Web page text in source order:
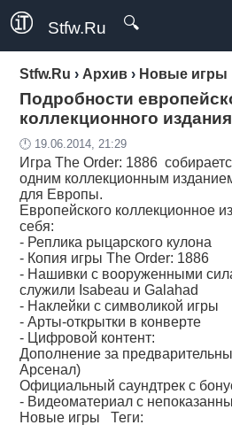
Stfw.Ru 🔍
Stfw.Ru › Архив › Новые игры
Подробности
коллекционного
🕛 19.06.2014, 21:29
Игра The Order: 1886
одним коллекционным
для Европы.
Европейского коллекционное
себя:
- Реплика рыцарского кулона
- Копия игры The Order: 1886
- Нашивки с вооруженными
служили Isabeau и Galahad
- Наклейки с символикой игры
- Арты-открытки в конверте
- Цифровой контент:
Дополнение за
Арсенал)
Официальный саундтрек с
- Видеоматериал с
Новые игры Теги: